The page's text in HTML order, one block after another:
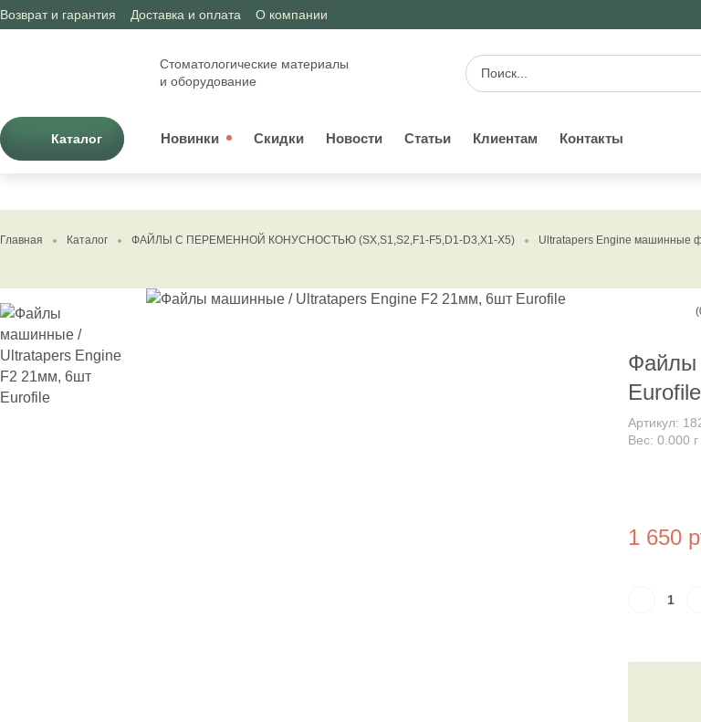
Возврат и гарантия Доставка и оплата О компании
Стоматологические материалы
и оборудование
Каталог Новинки Скидки Новости Статьи Клиентам Контакты
Главная Каталог ФАЙЛЫ С ПЕРЕМЕННОЙ КОНУСНОСТЬЮ (SX,S1,S2,F1-F5,D1-D3,X1-X5) Ultratapers Engine машинные
Файлы
Eurofile
Артикул:
Вес: 0.000 г
1 650